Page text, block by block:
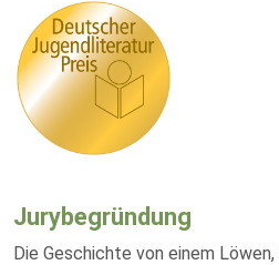
Jurybegründung
Die Geschichte von einem